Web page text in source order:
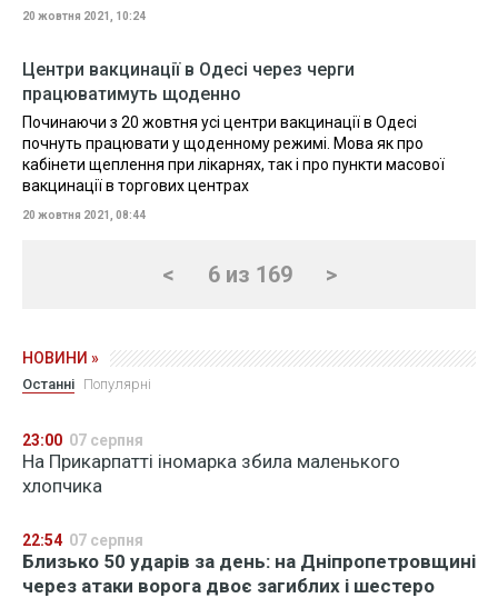
20 жовтня 2021, 10:24
Центри вакцинації в Одесі через черги
працюватимуть щоденно
Починаючи з 20 жовтня усі центри вакцинації в Одесі
почнуть працювати у щоденному режимі. Мова як про
кабінети щеплення при лікарнях, так і про пункти масової
вакцинації в торгових центрах
20 жовтня 2021, 08:44
< 6 из 169 >
НОВИНИ »
Останні Популярні
23:00 07 серпня
На Прикарпатті іномарка збила маленького
хлопчика
22:54 07 серпня
Близько 50 ударів за день: на Дніпропетровщині
через атаки ворога двоє загиблих і шестеро